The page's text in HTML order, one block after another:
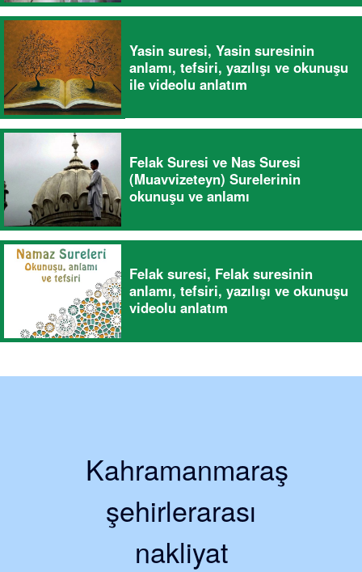
Yasin suresi, Yasin suresinin
anlamı, tefsiri, yazılışı ve okunuşu
ile videolu anlatım
Felak Suresi ve Nas Suresi
(Muavvizeteyn) Surelerinin
okunuşu ve anlamı
Felak suresi, Felak suresinin
anlamı, tefsiri, yazılışı ve okunuşu
videolu anlatım
Kahramanmaraş
şehirlerarası
nakliyat